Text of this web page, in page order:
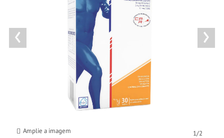
‹ ›
1/2
Amplie a imagem